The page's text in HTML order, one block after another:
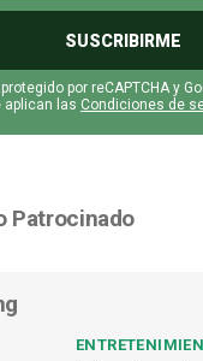
SUSCRIBIRME
por reCAPTCHA y
aplican las Condiciones de
Patrocinado